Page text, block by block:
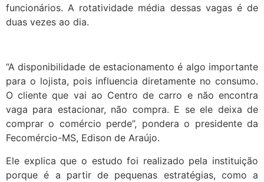
funcionários. A rotatividade média dessas vagas é de
duas vezes ao dia.
“A disponibilidade de estacionamento é algo importante
para o lojista, pois influencia diretamente no consumo.
O cliente que vai ao Centro de carro e não encontra
vaga para estacionar, não compra. E se ele deixa de
comprar o comércio perde”, pondera o presidente da
Fecomércio-MS, Edison de Araújo.
Ele explica que o estudo foi realizado pela instituição
porque é a partir de pequenas estratégias, como a